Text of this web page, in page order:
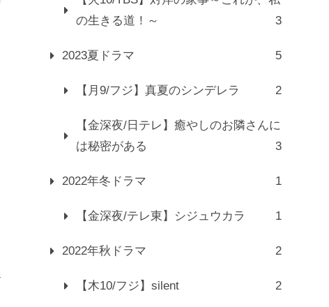
の生きる道！～
3
2023夏ドラマ 5
【月9/フジ】真夏のシンデレラ 2
【金深夜/日テレ】癒やしのお隣さんに
は秘密がある
3
2022年冬ドラマ 1
【金深夜/テレ東】シジュウカラ 1
2022年秋ドラマ 2
【木10/フジ】silent 2